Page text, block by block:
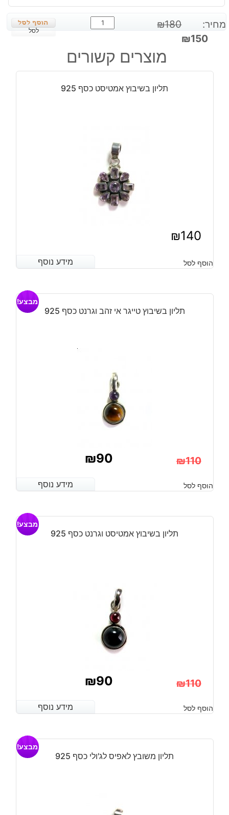
מחיר: ₪180
המחיר
₪150
המחיר
הנוכחי
הוא:
כמות
של
משובצת
4
רוטילייד
מידה:
6
לסל
מוצרים קשורים
תליון בשיבוץ אמטיסט כסף 925
₪140
מידע נוסף הוסף לסל מידע נוסף
תליון בשיבוץ טייגר אי זהב וגרנט כסף 925
מבצע!
₪110
המקורי
היה:
₪110.
₪90
הנוכחי
הוא:
₪90.
מידע נוסף הוסף לסל מידע נוסף
תליון בשיבוץ אמטיסט וגרנט כסף 925
מבצע!
₪110
המקורי
היה:
₪110.
₪90
הנוכחי
הוא:
מידע נוסף הוסף לסל מידע נוסף
תליון משובץ לאפיס לג'ולי כסף 925
מבצע!